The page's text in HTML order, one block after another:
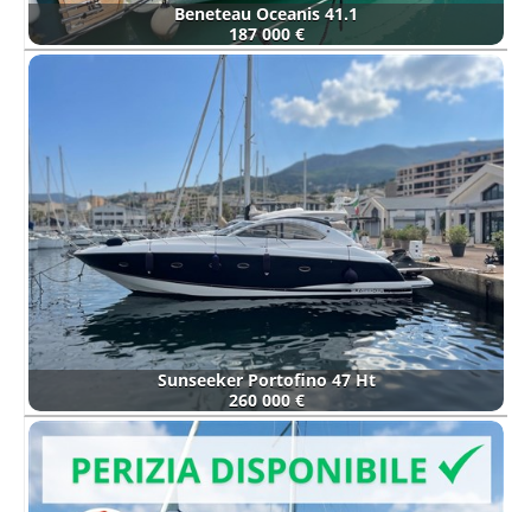
Beneteau Oceanis 41.1
187 000 €
Sunseeker Portofino 47 Ht
260 000 €